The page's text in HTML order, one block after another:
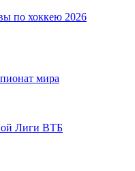
по хоккею 2026
мира
Лиги ВТБ